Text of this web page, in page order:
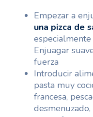
Empezar a
una pizca de
Enjuagar
fuerza
Introducir
pasta muy
francesa,